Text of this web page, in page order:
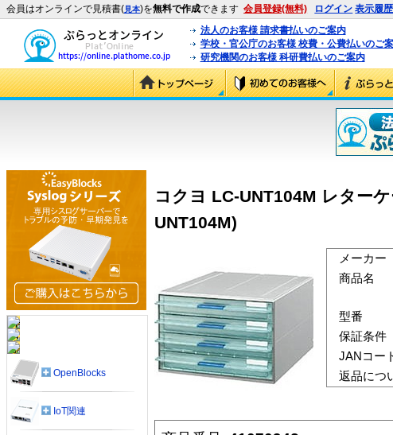
会員はオンラインで見積書(見本)を無料で作成できます 会員登録(無料) ログイン 表示履歴
法人のお客様 請求書払いのご案内
学校・官公庁のお客様 校費・公費払いのご
研究機関のお客様 科研費払いのご案内
コクヨ LC-UNT104M レター
UNT104M)
メーカー
商品名
型番
保証条件
JANコー
返品につ
OpenBlocks
IoT関連